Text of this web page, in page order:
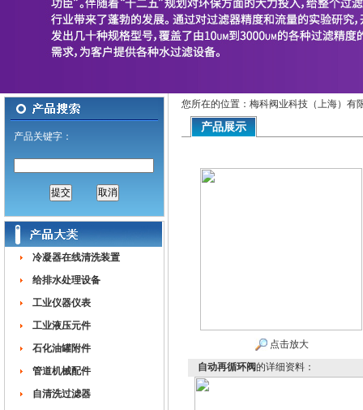
产品关键字：
冷凝器在线清洗装置
给排水处理设备
工业仪器仪表
工业液压元件
石化油罐附件
管道机械配件
自清洗过滤器
您所在的位置：梅科阀业科技（上海）有
产品展示
点击放大
自动再循环阀的详细资料：